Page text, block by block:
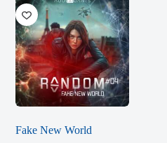
Fake New World